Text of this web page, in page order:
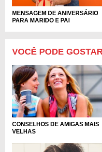
MENSAGEM DE ANIVERSÁRIO
PARA MARIDO E PAI
VOCÊ PODE GOSTAR
CONSELHOS DE AMIGAS MAIS
VELHAS